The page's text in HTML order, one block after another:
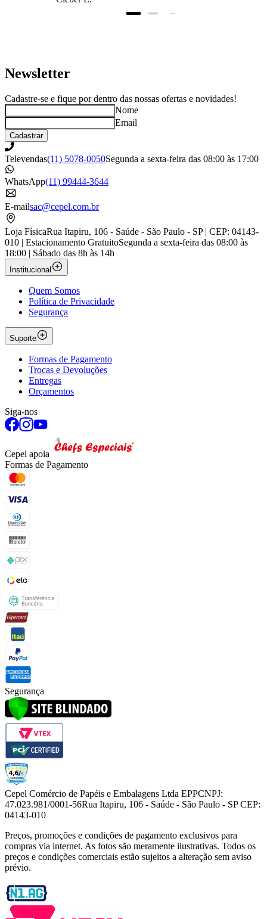
Newsletter
Cadastre-se e fique por dentro das nossas ofertas e novidades!
Nome
Email
Cadastrar
Televendas(11) 5078-0050Segunda a sexta-feira das 08:00 às 17:00
WhatsApp(11) 99444-3644
E-mailsac@cepel.com.br
Loja FísicaRua Itapiru, 106 - Saúde - São Paulo - SP | CEP: 04143-
010 | Estacionamento GratuitoSegunda a sexta-feira das 08:00 às
18:00 | Sábado das 8h às 14h
Institucional
Quem Somos
Política de Privacidade
Segurança
Suporte
Formas de Pagamento
Trocas e Devoluções
Entregas
Orçamentos
Siga-nos
Cepel apoia
Formas de Pagamento
Segurança
Cepel Comércio de Papéis e Embalagens Ltda EPPCNPJ:
47.023.981/0001-56Rua Itapiru, 106 - Saúde - São Paulo - SP CEP:
04143-010
Preços, promoções e condições de pagamento exclusivos para
compras via internet. As fotos são meramente ilustrativas. Todos os
preços e condições comerciais estão sujeitos a alteração sem aviso
prévio.